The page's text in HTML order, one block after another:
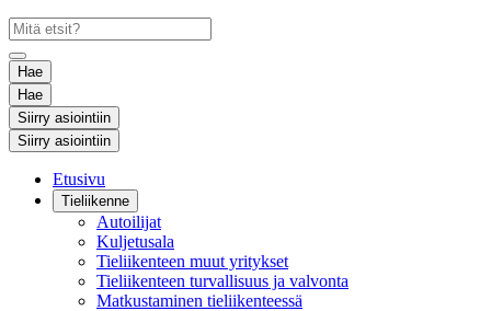
Hae
Hae
Siirry asiointiin
Siirry asiointiin
Etusivu
Tieliikenne
Autoilijat
Kuljetusala
Tieliikenteen muut yritykset
Tieliikenteen turvallisuus ja valvonta
Matkustaminen tieliikenteessä